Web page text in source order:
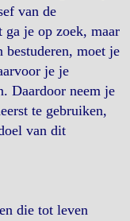
van de
je op zoek, maar
bestuderen, moet je
je je
Daardoor neem je
te gebruiken,
van dit
die tot leven